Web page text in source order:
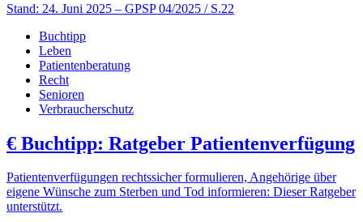
Stand: 24. Juni 2025 – GPSP 04/2025 / S.22
Buchtipp
Leben
Patientenberatung
Recht
Senioren
Verbraucherschutz
€ Buchtipp: Ratgeber Patientenverfügung
Patientenverfügungen rechtssicher formulieren, Angehörige über
eigene Wünsche zum Sterben und Tod informieren: Dieser Ratgeber
unterstützt.